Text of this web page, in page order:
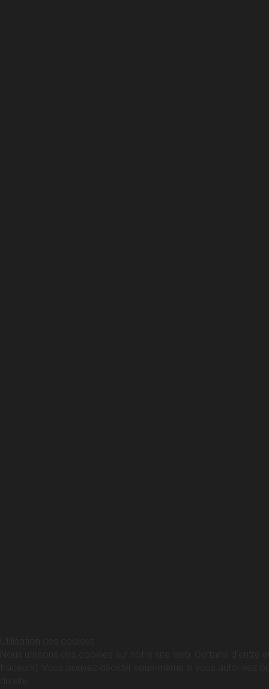
Nous utilisons des cookies sur notre site web. Certains
traceurs). Vous pouvez décider vous-même si vous autorisez